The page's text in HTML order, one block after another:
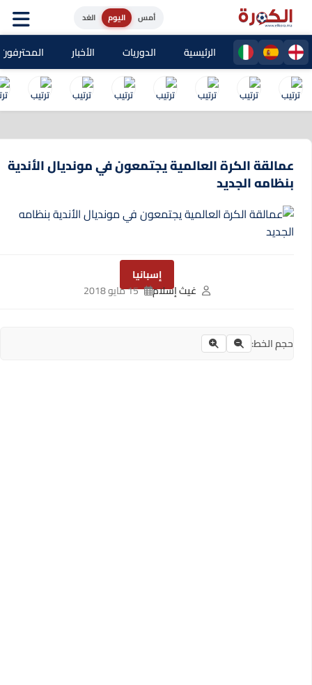
اليوم الغد
الرئيسية الدوريات الأخبار المحترفون
عمالقة الكرة العالمية يجتمعون في مونديال الأندية
بنظامه الجديد
إسبانيا
غيث إسلام
15 مايو 2018
حجم الخط: